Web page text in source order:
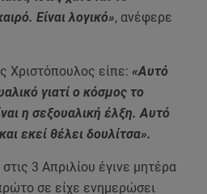
Είναι λογικό», ανέφερε
Χριστόπουλος είπε: «Αυτό
γιατί ο κόσμος το
η σεξουαλική έλξη. Αυτό
εκεί θέλει δουλίτσα».
3 Απριλίου έγινε μητέρα
σε είχε ενημερώσει